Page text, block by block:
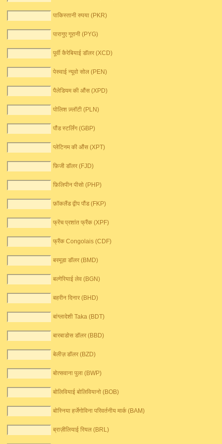
पाकिस्तानी रुपया (PKR)
पारागुए गूरानी (PYG)
पूर्वी कैरेबियाई डॉलर (XCD)
पेरुवाई न्यूवो सोल (PEN)
पैलेडियम की औंस (XPD)
पोलिश ज़्लॉटी (PLN)
पौंड स्टर्लिंग (GBP)
प्लेटिनम की औंस (XPT)
फ़िजी डॉलर (FJD)
फ़िलिपीन पीसो (PHP)
फ़ॉकलैंड द्वीप पौंड (FKP)
फ्रेंच प्रशांत फ्रैंक (XPF)
फ्रैंक Congolais (CDF)
बरमूडा डॉलर (BMD)
बल्गेरियाई लेव (BGN)
बहरीन दिनार (BHD)
बांग्लादेशी Taka (BDT)
बारबाडोस डॉलर (BBD)
बेलीज़ डॉलर (BZD)
बोत्सवाना पुला (BWP)
बोलिवियाई बोलिवियानो (BOB)
बोस्निया हर्जेगोविना परिवर्तनीय मार्क (BAM)
ब्राज़ीलियाई रियल (BRL)